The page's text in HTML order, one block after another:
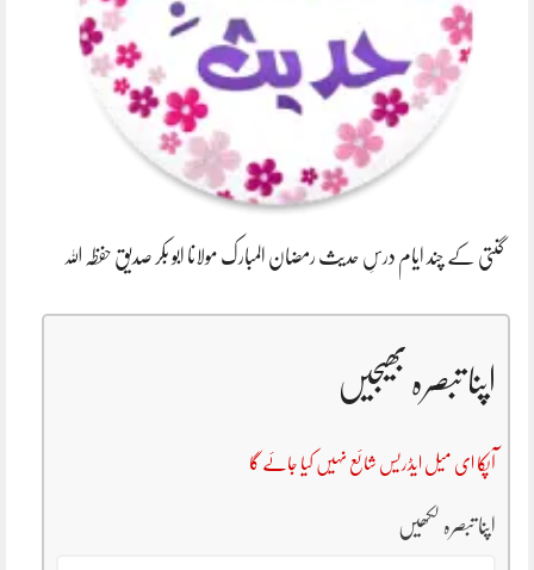
گنتی کے چند ایام درسِ حدیث رمضان المبارک مولانا ابو بکر صدیق حفظہ اللہ
اپنا تبصرہ بھیجیں
آپکا ای میل ایڈریس شائع نہیں کیا جائے گا
اپنا تبصرہ لکھیں